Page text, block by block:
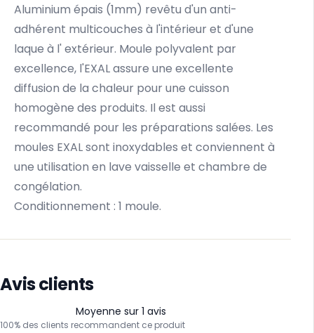
Aluminium épais (1mm) revêtu d'un anti-
adhérent multicouches à l'intérieur et d'une
laque à l' extérieur. Moule polyvalent par
excellence, l'EXAL assure une excellente
diffusion de la chaleur pour une cuisson
homogène des produits. Il est aussi
recommandé pour les préparations salées. Les
moules EXAL sont inoxydables et conviennent à
une utilisation en lave vaisselle et chambre de
congélation.
Conditionnement : 1 moule.
Avis clients
Moyenne sur 1 avis
100% des clients recommandent ce produit